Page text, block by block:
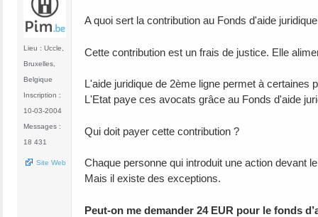
Lieu : Uccle,
Bruxelles,
Belgique
Inscription :
10-03-2004
Messages :
18 431
Site Web
A quoi sert la contribution au Fonds d'aide
Cette contribution est un frais de justice. Elle
L'aide juridique de 2ème ligne permet à
L'Etat paye ces avocats grâce au Fonds d'aide
Qui doit payer cette contribution ?
Chaque personne qui introduit une action devant
Mais il existe des exceptions.
Peut-on me demander 24 EUR pour le fonds